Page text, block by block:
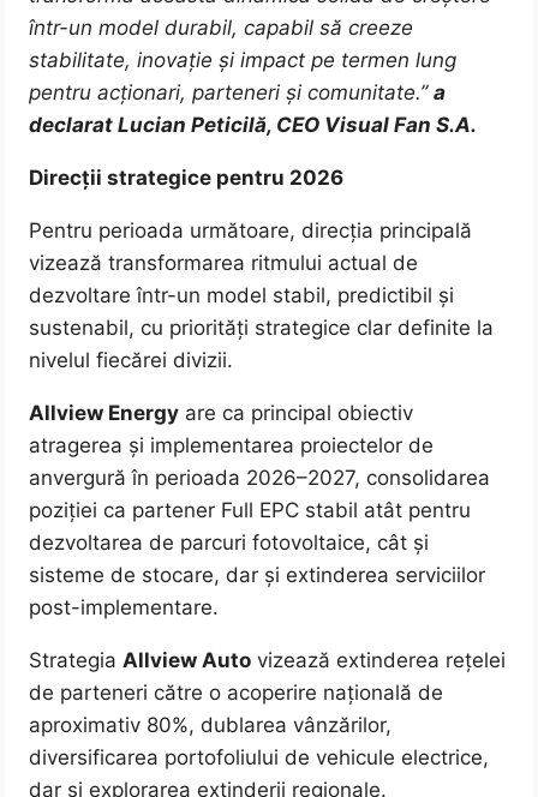
într-un model durabil, capabil să creeze
stabilitate, inovație și impact pe termen lung
pentru acționari, parteneri și comunitate.”a
declarat Lucian Peticilă, CEO Visual Fan S.A.
Direcții strategice pentru 2026
Pentru perioada următoare, direcția principală
vizează transformarea ritmului actual de
dezvoltare într-un model stabil, predictibil și
sustenabil, cu priorități strategice clar definite la
nivelul fiecărei divizii.
Allview Energy are ca principal obiectiv
atragerea și implementarea proiectelor de
anvergură în perioada 2026–2027, consolidarea
poziției ca partener Full EPC stabil atât pentru
dezvoltarea de parcuri fotovoltaice, cât și
sisteme de stocare, dar și extinderea serviciilor
post-implementare.
StrategiaAllview Auto vizează extinderea rețelei
de parteneri către o acoperire națională de
aproximativ 80%, dublarea vânzărilor,
diversificarea portofoliului de vehicule electrice,
dar și explorarea extinderii regionale.